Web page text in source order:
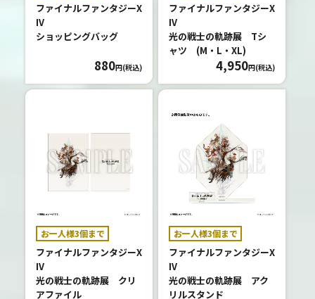
ファイナルファンタジーX
IV
ショッピングバッグ
880円(税込)
ファイナルファンタジーX
IV
光の戦士の軌跡展 Tシ
ャツ (M・L・XL)
4,950円(税込)
お一人様3個まで
ファイナルファンタジーX
IV
光の戦士の軌跡展 クリ
アファイル
お一人様3個まで
ファイナルファンタジーX
IV
光の戦士の軌跡展 アク
リルスタンド